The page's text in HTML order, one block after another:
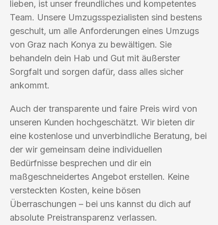
lieben, ist unser freundliches und kompetentes
Team. Unsere Umzugsspezialisten sind bestens
geschult, um alle Anforderungen eines Umzugs
von Graz nach Konya zu bewältigen. Sie
behandeln dein Hab und Gut mit äußerster
Sorgfalt und sorgen dafür, dass alles sicher
ankommt.
Auch der transparente und faire Preis wird von
unseren Kunden hochgeschätzt. Wir bieten dir
eine kostenlose und unverbindliche Beratung, bei
der wir gemeinsam deine individuellen
Bedürfnisse besprechen und dir ein
maßgeschneidertes Angebot erstellen. Keine
versteckten Kosten, keine bösen
Überraschungen – bei uns kannst du dich auf
absolute Preistransparenz verlassen.